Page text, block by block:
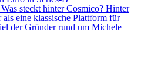
steckt hinter Cosmico? Hinter
eine klassische Plattform für
der Gründer rund um Michele